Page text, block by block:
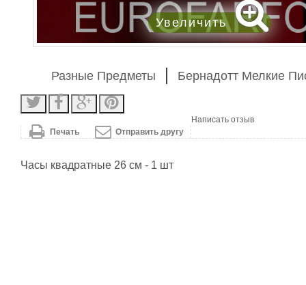
Увеличить
Разные Предметы Бернадотт Мелкие
Отправить другу
Печать
Написать отзыв
Часы квадратные 26 см - 1 шт